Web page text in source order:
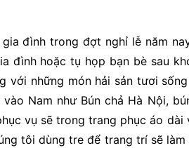
đình trong đợt nghỉ lễ năm
đình hoặc tụ họp bạn bè sau
với những món hải sản tươi
Nam như Bún chả Hà Nội,
vụ sẽ trong trang phục áo dài
tôi dùng tre để trang trí sẽ